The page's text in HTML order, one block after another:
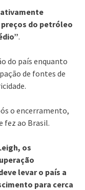
do petróleo
.
do país enquanto
de fontes de
o encerramento,
fez ao Brasil.
os
levar o país a
para cerca